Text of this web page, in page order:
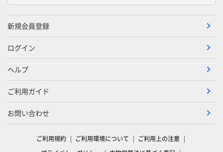
新規会員登録
ログイン
ヘルプ
ご利用ガイド
お問い合わせ
ご利用規約 ご利用環境について
ご利用上の注意